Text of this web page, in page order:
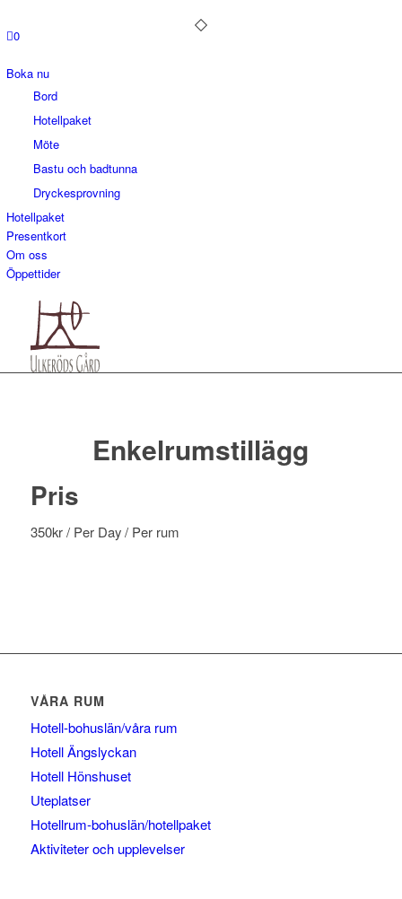
0
Boka nu
Bord
Hotellpaket
Möte
Bastu och badtunna
Dryckesprovning
Hotellpaket
Presentkort
Om oss
Öppettider
Enkelrumstillägg
Pris
350kr/ Per Day/ Per rum
VÅRA RUM
Hotell-bohuslän/våra rum
Hotell Ängslyckan
Hotell Hönshuset
Uteplatser
Hotellrum-bohuslän/hotellpaket
Aktiviteter och upplevelser